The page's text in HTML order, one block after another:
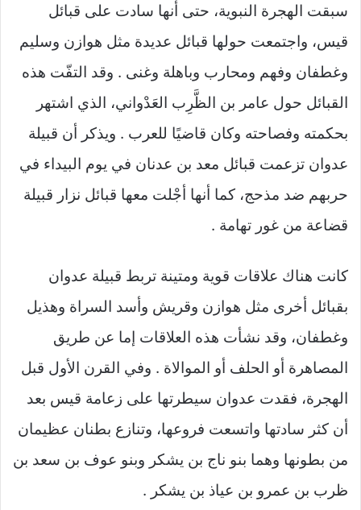
سبقت الهجرة النبوية، حتى أنها سادت على قبائل
قيس، واجتمعت حولها قبائل عديدة مثل هوازن وسليم
وغطفان وفهم ومحارب وباهلة وغنى . وقد التفّت هذه
القبائل حول عامر بن الظَّرِب العَدْواني، الذي اشتهر
بحكمته وفصاحته وكان قاضيًا للعرب . ويذكر أن قبيلة
عدوان تزعمت قبائل معد بن عدنان في يوم البيداء في
حربهم ضد مذحج، كما أنها أجْلت معها قبائل نزار قبيلة
قضاعة من غور تهامة .
كانت هناك علاقات قوية ومتينة تربط قبيلة عدوان
بقبائل أخرى مثل هوازن وقريش وأسد السراة وهذيل
وغطفان، وقد نشأت هذه العلاقات إما عن طريق
المصاهرة أو الحلف أو الموالاة . وفي القرن الأول قبل
الهجرة، فقدت عدوان سيطرتها على زعامة قيس بعد
أن كثر سادتها واتسعت فروعها، وتنازع بطنان عظيمان
من بطونها وهما بنو ناج بن يشكر وبنو عوف بن سعد بن
ظرب بن عمرو بن عياذ بن يشكر .